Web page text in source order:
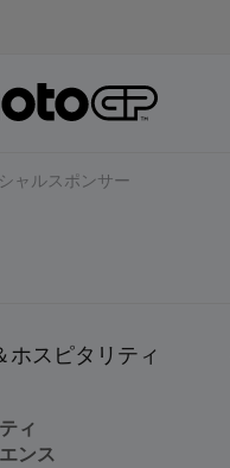
ャルスポンサー
ホスピタリティ
ィ
ンス